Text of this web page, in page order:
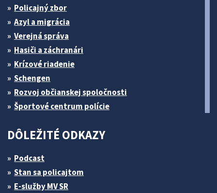
Policajný zbor
Azyl a migrácia
Verejná správa
Hasiči a záchranári
Krízové riadenie
Schengen
Rozvoj občianskej spoločnosti
Športové centrum polície
DÔLEŽITÉ ODKAZY
Podcast
Stan sa policajtom
E-služby MV SR